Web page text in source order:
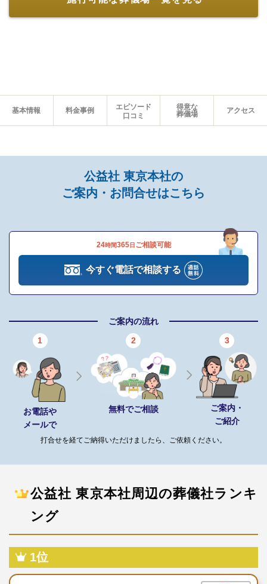
パックプランなどで詳細が見えにくい場合がある中、公益社では
お客様の希望に沿った内容を調整し、一つひとつの項目について
で、ご遺族が不安なく準備を進められるよう努めています。
公益社 東京本社のおすすめポイント
公益社 東京本社は、90年以上の歴史を持つ葬儀社として、年間10,
り、多くのご遺族から高い評価を得ています。
また、24時間365日体制の相談受付や、上場企業グループとしての
透明性と信頼性も、安心して依頼できる要素のひとつです。
葬儀後のサポート体制も整っており、初めての方でも安心してご
相談いただけます。
公益社 東京本社では、もしもの時にも安心してご連絡いただける
深夜・早朝を問わず、葬儀に関する不安や急なご相談にも迅速に
対応できます。
また、葬儀後の手続きや供養についても、専門部署が継続的にサ
ポートします。
基本情報 料金事例
エピソード
口コミ
得意な
葬儀場
アクセス
公益社 東京本社の
ご案内・お問合せはこちら
24時間365日 ご相談可能
今すぐ電話で相談する
ご案内の流れ
1
お電話や
メールで
2
無料でご相談
3
ご案内・
ご紹介
打合せを経てご納得いただけましたら、ご依頼ください。
公益社 東京本社周辺の葬儀社ランキ
ング
1位